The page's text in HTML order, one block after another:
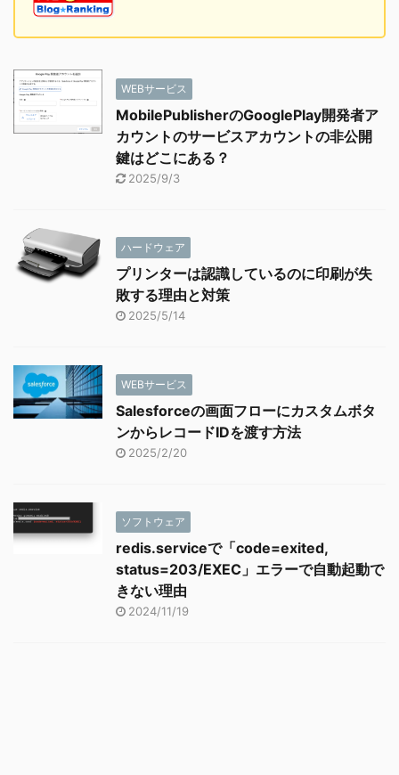
WEBサービス
MobilePublisherのGooglePlay開発者ア
カウントのサービスアカウントの非公開
鍵はどこにある？
2025/9/3
ハードウェア
プリンターは認識しているのに印刷が失
敗する理由と対策
2025/5/14
WEBサービス
Salesforceの画面フローにカスタムボタ
ンからレコードIDを渡す方法
2025/2/20
ソフトウェア
redis.serviceで「code=exited,
status=203/EXEC」エラーで自動起動で
きない理由
2024/11/19